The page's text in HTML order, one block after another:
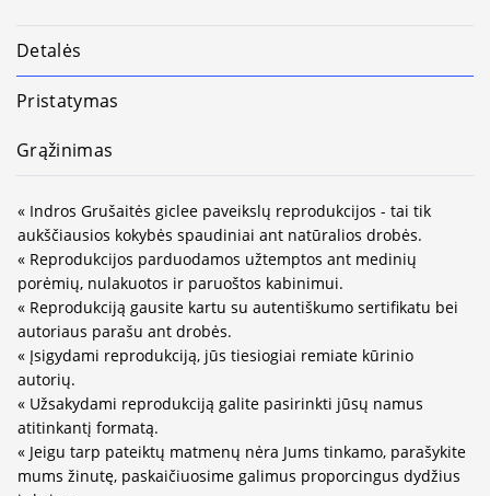
Detalės
Pristatymas
Grąžinimas
« Indros Grušaitės giclee paveikslų reprodukcijos - tai tik
aukščiausios kokybės spaudiniai ant natūralios drobės.
« Reprodukcijos parduodamos užtemptos ant medinių
porėmių, nulakuotos ir paruoštos kabinimui.
« Reprodukciją gausite kartu su autentiškumo sertifikatu bei
autoriaus parašu ant drobės.
« Įsigydami reprodukciją, jūs tiesiogiai remiate kūrinio
autorių.
« Užsakydami reprodukciją galite pasirinkti jūsų namus
atitinkantį formatą.
« Jeigu tarp pateiktų matmenų nėra Jums tinkamo, parašykite
mums žinutę, paskaičiuosime galimus proporcingus dydžius